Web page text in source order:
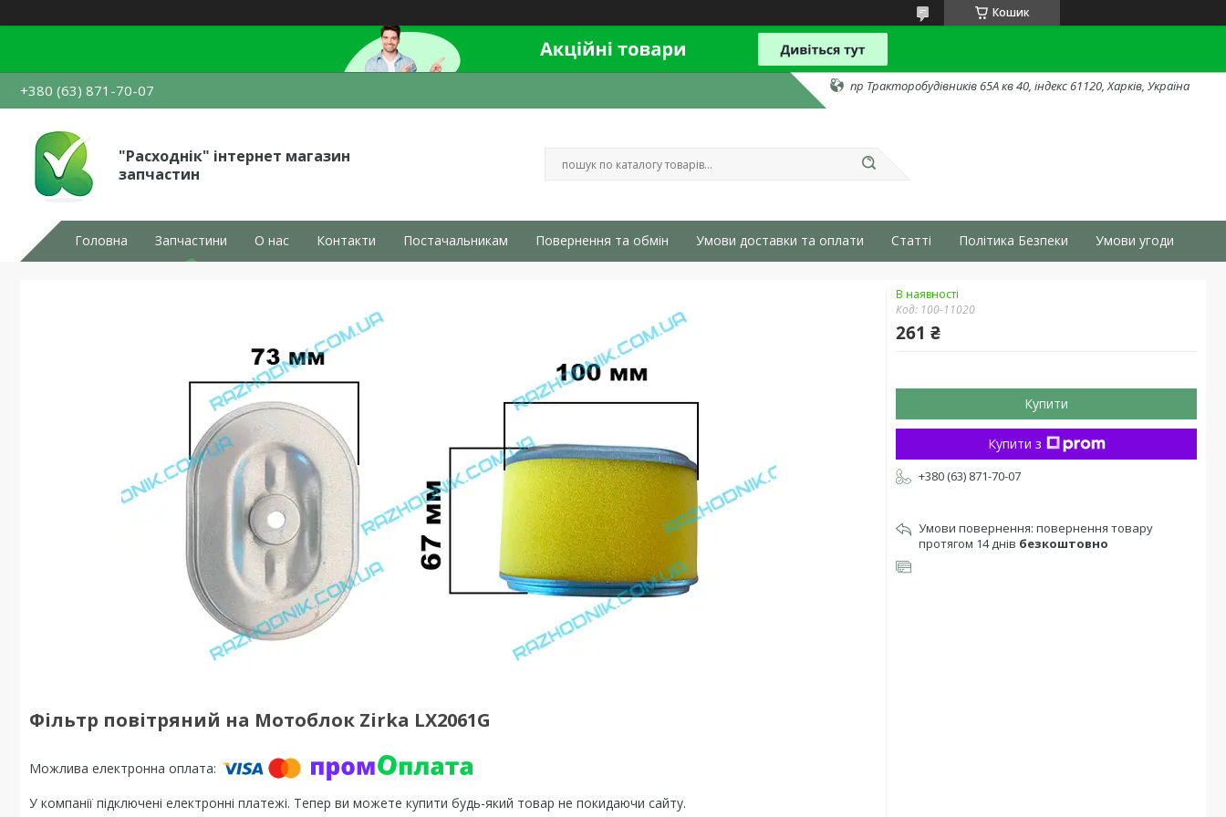
Кошик
+380 (63) 871-70-07 пр Тракторобудівників 65А кв 40, індекс 61120, Харків, Україна
"Расходнік" інтернет магазин
запчастин
Головна Запчастини О нас Контакти Постачальникам Повернення та обмін Умови доставки та оплати Статті Політика Безпеки Умови угоди
Фільтр повітряний на Мотоблок Zirka LX2061G
У компанії підключені електронні платежі. Тепер ви можете купити будь-який товар не покидаючи сайту.
В наявності
Код: 100-11020
261 ₴
Купити
Купити з
+380 (63) 871-70-07
повернення товару
протягом 14 днів безкоштовно